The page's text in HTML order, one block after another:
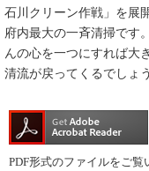
石川クリーン作戦」を展
府内最大の一斉清掃です
んの心を一つにすれば大
清流が戻ってくるでしょう
PDF形式のファイルをご